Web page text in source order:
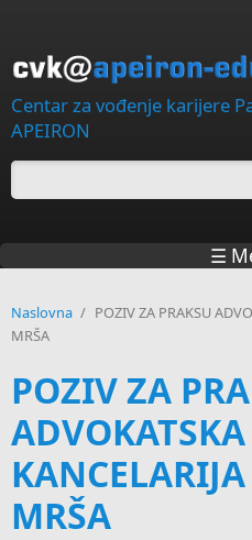
Centar za vođenje karijere
APEIRON
Forma za pretragu
☰
Naslovna / POZIV ZA PRAKSU
MRŠA
POZIV ZA
ADVOKATSKA
MRŠA